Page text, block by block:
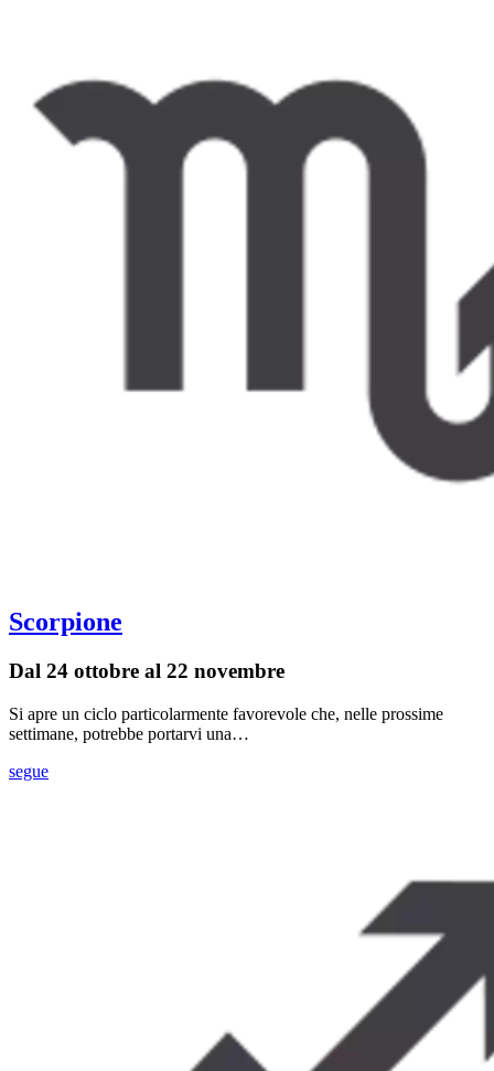
Scorpione
Dal 24 ottobre al 22 novembre
Si apre un ciclo particolarmente favorevole che, nelle prossime
settimane, potrebbe portarvi una…
segue